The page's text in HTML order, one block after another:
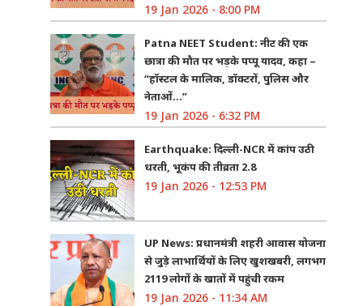
19 Jan 2026 - 8:00 PM
Patna NEET Student: नीट की एक
छात्रा की मौत पर भड़के पप्पू यादव, कहा –
“हॉस्टल के मालिक, डॉक्टरों, पुलिस और
नेताओं…”
19 Jan 2026 - 6:32 PM
Earthquake: दिल्ली-NCR में कांप उठी
धरती, भूकंप की तीव्रता 2.8
19 Jan 2026 - 12:53 PM
UP News: प्रधानमंत्री शहरी आवास योजना
से जुड़े लाभार्थियों के लिए खुशखबरी, लगभग
2119 लोगों के खातों में पहुंची रकम
19 Jan 2026 - 11:34 AM